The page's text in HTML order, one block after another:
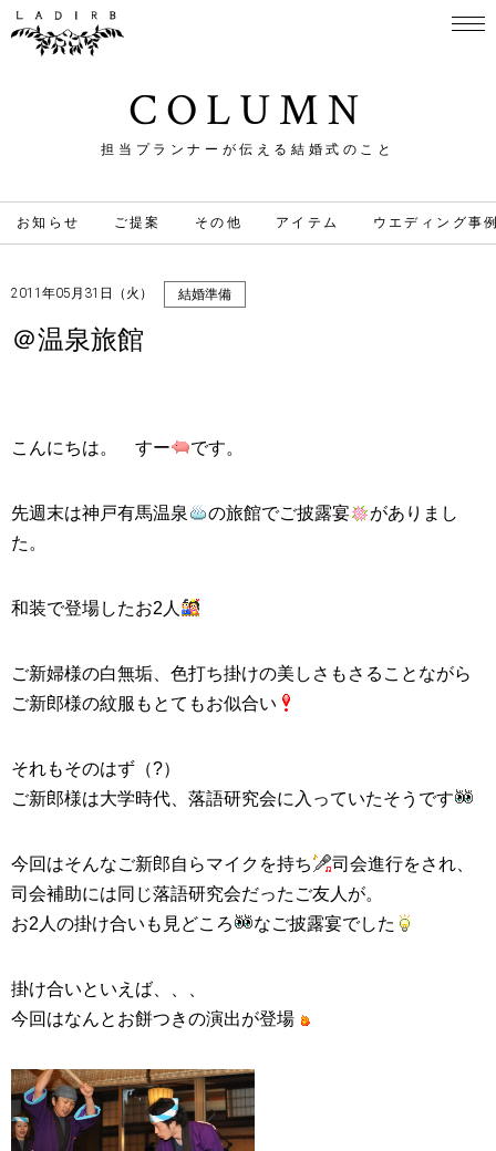
COLUMN
担当プランナーが伝える結婚式のこと
お知らせ ご提案 その他 アイテム ウエディング事
2011年05月31日（火） 結婚準備
＠温泉旅館
こんにちは。 すー です。
先週末は神戸有馬温泉 の旅館でご披露宴
がありまし
た。
和装で登場したお2人
ご新婦様の白無垢、色打ち掛けの美しさもさることながら
ご新郎様の紋服もとてもお似合い
それもそのはず（?）
ご新郎様は大学時代、落語研究会に入っていたそうです
今回はそんなご新郎自らマイクを持ち
司会進行をされ、
司会補助には同じ落語研究会だったご友人が。
お2人の掛け合いも見どころ
なご披露宴でした
掛け合いといえば、、、
今回はなんとお餅つきの演出が登場